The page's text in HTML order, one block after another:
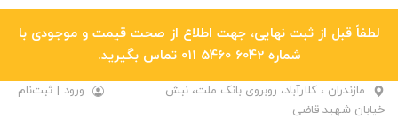
لطفاً قبل از ثبت نهایی، جهت اطلاع از صحت قیمت و موجودی با
شماره 6042 5460 011 تماس بگیرید.
مازندران ، کلارآباد، روبروی بانک ملت، نبش
خیابان شهید قاضی
ورود | ثبت‌نام